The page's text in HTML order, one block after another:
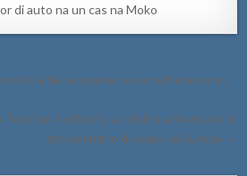
di auto na un cas na Moko
a dal su mama na su cachete cu un
Tourism Authority a celebra aniversario di
dos miembro di ekipo na Europa →